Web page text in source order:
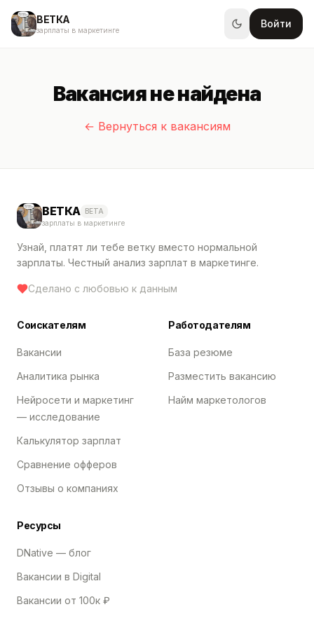
ВЕТКА
зарплаты в маркетинге
Войти
Вакансия не найдена
← Вернуться к вакансиям
ВЕТКА BETA
зарплаты в маркетинге
Узнай, платят ли тебе ветку вместо нормальной
зарплаты. Честный анализ зарплат в маркетинге.
Сделано с любовью к данным
Соискателям
Вакансии
Аналитика рынка
Нейросети и маркетинг
— исследование
Калькулятор зарплат
Сравнение офферов
Отзывы о компаниях
Работодателям
База резюме
Разместить вакансию
Найм маркетологов
Ресурсы
DNative — блог
Вакансии в Digital
Вакансии от 100к ₽